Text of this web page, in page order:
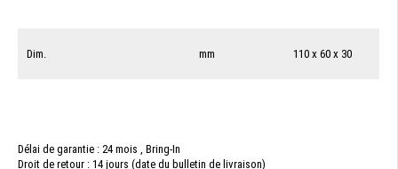
Dim. mm 110 x 60 x 30
Délai de garantie : 24 mois , Bring-In
Droit de retour : 14 jours (date du bulletin de livraison)